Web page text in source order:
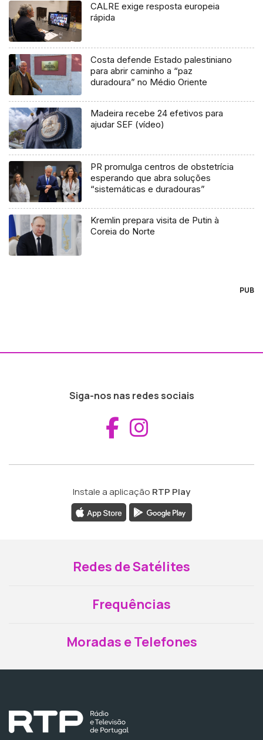
CALRE exige resposta europeia
rápida
Costa defende Estado palestiniano
para abrir caminho a “paz
duradoura” no Médio Oriente
Madeira recebe 24 efetivos para
ajudar SEF (vídeo)
PR promulga centros de obstetrícia
esperando que abra soluções
“sistemáticas e duradouras”
Kremlin prepara visita de Putin à
Coreia do Norte
PUB
Siga-nos nas redes sociais
Aceder ao
Instale a aplicação RTP Play
Redes de Satélites
Frequências
Moradas e Telefones